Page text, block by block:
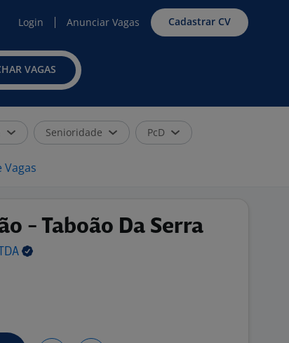
Login Anunciar Vagas Cadastrar CV
VAGAS
Senioridade PcD
Vagas
- Taboão Da Serra